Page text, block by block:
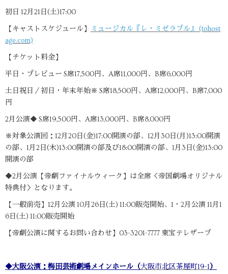
初日 12月21日(土)17:00
【キャストスケジュール】
ミュージカル『レ・ミゼラブル』 (tohost
age.com)
【チケット料金】
平日・プレビュー S席17,500円、A席11,000円、B席6,000円
土日祝日／初日・年末年始※ S席18,500円、A席12,000円、B席7,000
円
2月公演◆ S席19,500円、A席13,000円、B席8,000円
※対象公演回：12月20日(金)17:00開演の部、12月30日(月)13:00開演
の部、1月2日(木)13:00開演の部及び18:00開演の部、1月3日(金)13:00
開演の部
◆2月公演【帝劇ファイナルウィーク】は全席＜帝国劇場オリジナル
特典付＞となります。
【一般前売】12月公演 10月26日(土) 11:00販売開始、1・2月公演 11月1
6日(土) 11:00販売開始
【帝劇公演に関するお問い合わせ】03-3201-7777 東宝テレザーブ
◆大阪公演：梅田芸術劇場メインホール（大阪市北区茶屋町19-1）